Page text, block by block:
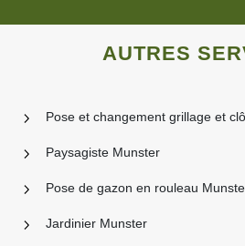
AUTRES
Pose et changement grillage et
Paysagiste Munster
Pose de gazon en rouleau
Jardinier Munster